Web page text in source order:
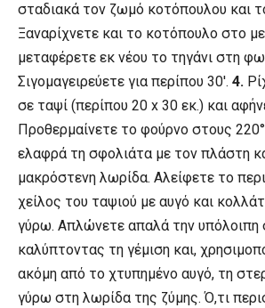
σταδιακά τον ζωμό κοτόπουλου και
Ξαναρίχνετε και το κοτόπουλο στο
μεταφέρετε εκ νέου το τηγάνι στη
Σιγομαγειρεύετε για περίπου 30′. 4.
σε ταψί (περίπου 20 x 30 εκ.) και
Προθερμαίνετε το φούρνο στους 220°
ελαφρά τη σφολιάτα με τον πλάστη
μακρόστενη λωρίδα. Αλείφετε το
χείλος του ταψιού με αυγό και
γύρω. Απλώνετε απαλά την υπόλοιπη
καλύπτοντας τη γέμιση και,
ακόμη από το χτυπημένο αυγό, τη
γύρω στη λωρίδα της ζύμης. Ό,τι